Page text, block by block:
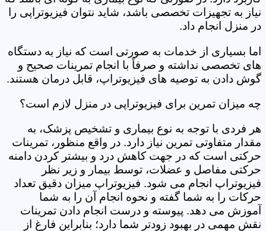
نیاز به تجهیزات تخصصی باشد، شاید نتوان فیزیوتراپی را
در منزل انجام داد.
اما بسیاری از خدمات به صورتی است که نیاز به دستگاه
های تخصصی نداشته و صرفاً با انجام تمرینات صحیح و
گوش دادن به توصیه های فیزیوتراپ، قابل درمان هستند.
چه میزان تمرین برای فیزیوتراپی در منزل لازم است؟
هر فردی با توجه به نوع بیماری و تشخیص پزشک، به
مقدار متفاوتی تمرین نیاز دارد. در واقع منظور، تمرینات
حرکتی است که در جهت کاهش درد و بیشتر کردن دامنه
حرکتی مفاصل و عضلات، توسط بیمار و زیر نظر
فیزیوتراپ انجام می شود. فیزیوتراپ میزان دقیق تعداد
حرکات را به شما گفته و نحوه انجام آن را به شما
آموزش می دهد. پیوسته و درست انجام دادن تمرینات
نقش مهمی در بهبود زودتر شما دارد؛ بنابراین فارغ از